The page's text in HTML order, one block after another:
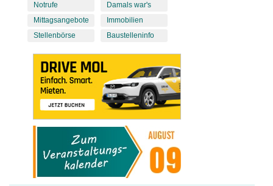
Notrufe
Mittagsangebote
Stellenbörse
Damals war's
Immobilien
Baustelleninfo